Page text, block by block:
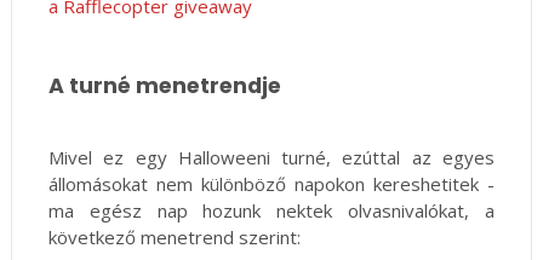
a Rafflecopter giveaway
A turné menetrendje
Mivel ez egy Halloweeni turné, ezúttal az egyes
állomásokat nem különböző napokon kereshetitek -
ma egész nap hozunk nektek olvasnivalókat, a
következő menetrend szerint: